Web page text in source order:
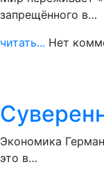
запрещённого в…
читать... Нет
Экономика
это в…